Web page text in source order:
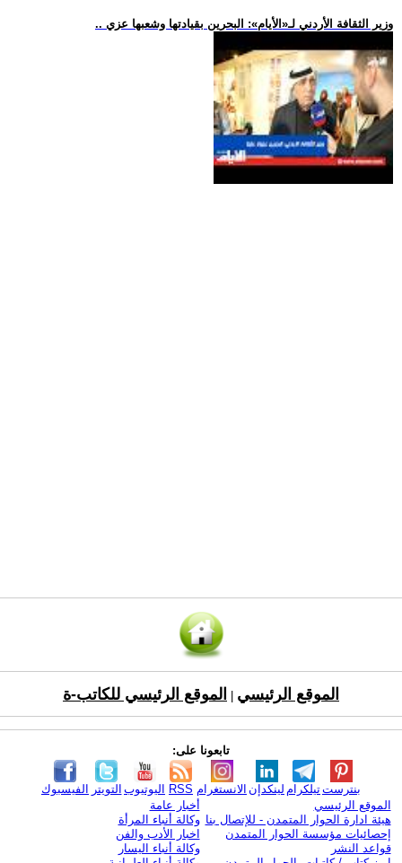
.. وزير الثقافة الأردني لـ«الأيام»: البحرين بقيادتها وشعبها عزي
الموقع الرئيسي الموقع الرئيسي للكاتب-ة
تابعونا على:
الفيسبوك التويتر اليوتيوب RSS الانستغرام لينكدإن تيلكرامبنترست
الموقع الرئيسي
هيئة ادارة الحوار المتمدن - للإتصال بنا
إحصائيات مؤسسة الحوار المتمدن
قواعد النشر
أخبار عامة
وكالة أنباء المرأة
اخبار الأدب والفن
وكالة أنباء اليسار